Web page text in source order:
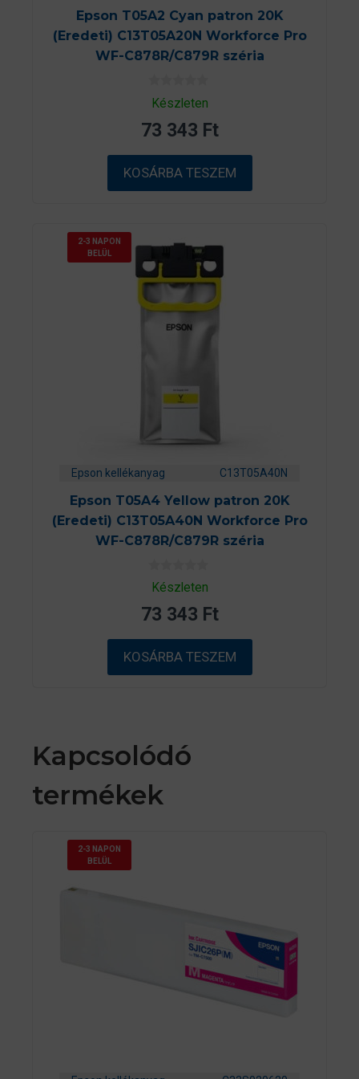
Epson T05A2 Cyan patron 20K
(Eredeti) C13T05A20N Workforce Pro
WF-C878R/C879R széria
0
a
5
b
ő
l
Készleten
73 343 Ft
KOSÁRBA TESZEM
2-3 NAPON
BELÜL
Epson kellékanyag C13T05A40N
Epson T05A4 Yellow patron 20K
(Eredeti) C13T05A40N Workforce Pro
WF-C878R/C879R széria
0
a
5
b
ő
l
Készleten
73 343 Ft
KOSÁRBA TESZEM
Kapcsolódó
termékek
2-3 NAPON
BELÜL